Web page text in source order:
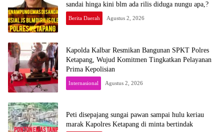
sandai hinga kini blm ada rilis diduga nungu apa,?
Berita Daerah Agustus 2, 2026
Kapolda Kalbar Resmikan Bangunan SPKT Polres
Ketapang, Wujud Komitmen Tingkatkan Pelayanan
Prima Kepolisian
Internasional Agustus 2, 2026
Peti disepajang sungai pawan sampai hulu keriau
marak Kapolres Ketapang di minta bertindak